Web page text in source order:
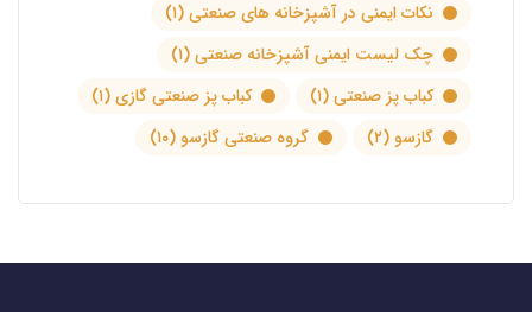
نکات ایمنی در آشپزخانه های صنعتی(۱)
چک لیست ایمنی آشپزخانه صنعتی(۱)
کباب پز صنعتی(۱) کباب پز صنعتی گازی(۱)
گازسو (۲) گروه صنعتی گازسو (۱۰)